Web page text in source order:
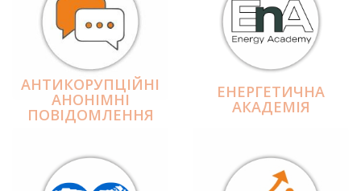
АНТИКОРУПЦІЙНІ
АНОНІМНІ
ПОВІДОМЛЕННЯ
ЕНЕРГЕТИЧНА
АКАДЕМІЯ